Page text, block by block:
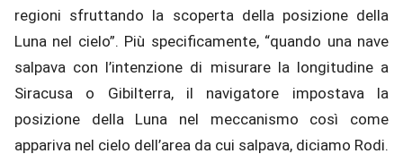
regioni sfruttando la scoperta della posizione della
Luna nel cielo”. Più specificamente, “quando una nave
salpava con l’intenzione di misurare la longitudine a
Siracusa o Gibilterra, il navigatore impostava la
posizione della Luna nel meccanismo così come
appariva nel cielo dell’area da cui salpava, diciamo Rodi.